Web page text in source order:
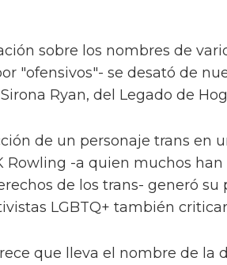
sobre los nombres de
"ofensivos"- se desató de
Ryan, del Legado de
de un personaje trans en
Rowling -a quien muchos
de los trans- generó
LGBTQ+ también
que lleva el nombre de la